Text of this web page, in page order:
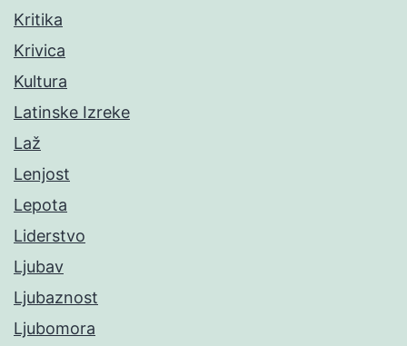
Kritika
Krivica
Kultura
Latinske Izreke
Laž
Lenjost
Lepota
Liderstvo
Ljubav
Ljubaznost
Ljubomora